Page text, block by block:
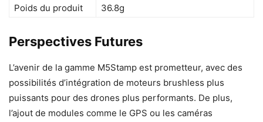
Poids du produit 36.8g
Perspectives Futures
L’avenir de la gamme M5Stamp est prometteur, avec des
possibilités d’intégration de moteurs brushless plus
puissants pour des drones plus performants. De plus,
l’ajout de modules comme le GPS ou les caméras